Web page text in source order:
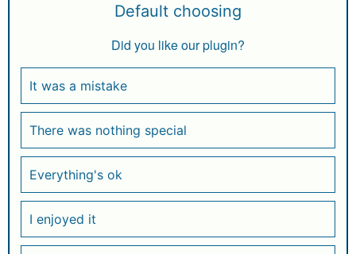
Default choosing
Did you like our plugin?
It was a mistake
There was nothing special
Everything's ok
I enjoyed it